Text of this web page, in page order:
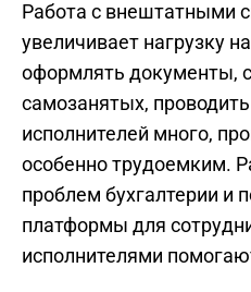
Работа с внештатными
увеличивает нагрузку
оформлять документы,
самозанятых,
исполнителей много,
особенно трудоемким.
проблем бухгалтерии и
платформы для
исполнителями